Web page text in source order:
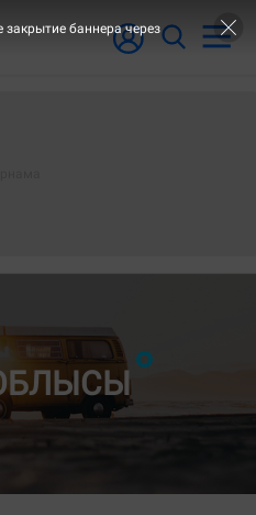
закрытие баннера через